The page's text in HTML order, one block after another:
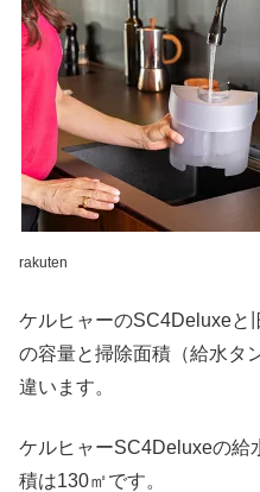
rakuten
ケルヒャーのSC4Deluxeと
の容量と掃除面積（給水タ
違います。
ケルヒャーSC4Deluxeの給
積は130㎡です。